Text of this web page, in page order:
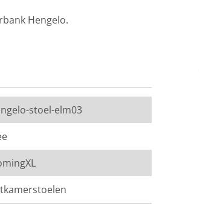
Hengelo.
stoel-elm03
-
- geschikt
ronde tafel - stof
turquoise 15
Per stuk
10 weken
HomingXL
Eetkamerstoel -
voor ronde tafel - stof
8 tot 10 weken